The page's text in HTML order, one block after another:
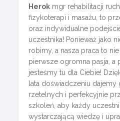
Herok mgr rehabilitacji
fizykoterapi i masażu, to
oraz indywidualne
uczestnika! Ponieważ jako
robimy, a nasza praca to
pierwsze ogromna pasja, a
jesteśmy tu dla Ciebie!
lata doświadczeniu dajemy
rzetelnych i perfekcyjnie
szkoleń, aby każdy
wystarczającą wiedzę i